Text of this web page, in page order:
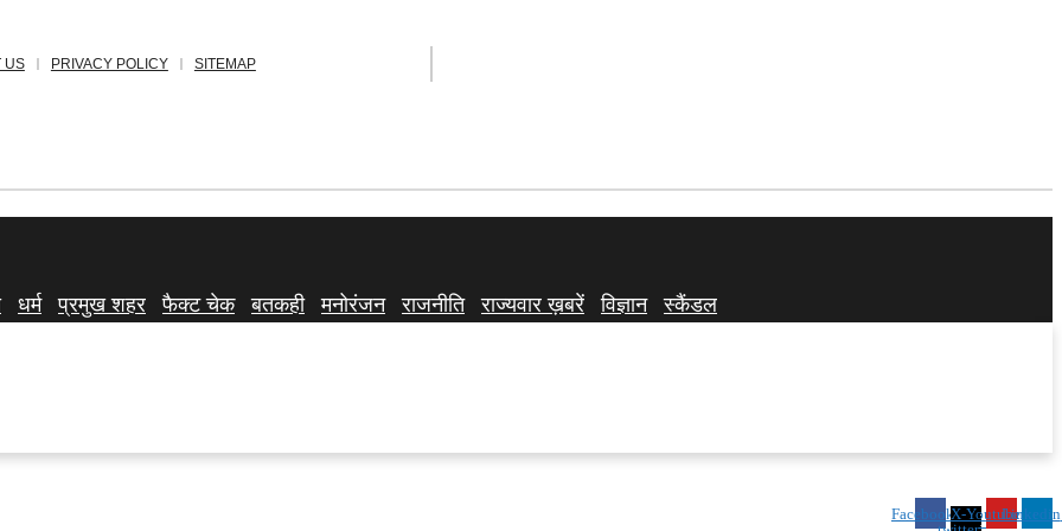
US PRIVACY POLICY SITEMAP
धर्म प्रमुख शहर फैक्ट चेक बतकही मनोरंजन राजनीति राज्यवार ख़बरें विज्ञान स्कैंडल
FacebookX-YoutubeLinkedin